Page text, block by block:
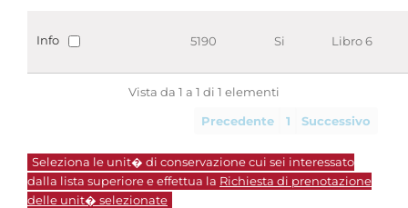
Info 5190 Si Libro 6
Vista da 1 a 1 di 1 elementi
Precedente 1 Successivo
Seleziona le unit� di conservazione cui sei interessato
dalla lista superiore e effettua la Richiesta di prenotazione
delle unit� selezionate